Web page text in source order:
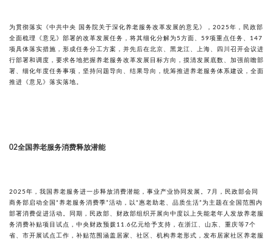
为贯彻落实《中共中央 国务院关于深化养老服务改革发展的意见》，2025年，民政部
全面梳理《意见》部署的改革发展任务，将其细化分解为5方面、59项重点任务、147
项具体落实措施，形成任务分工方案，并先后在北京、黑龙江、上海、四川召开会议进
行部署和调度，要求各地把握养老服务改革发展目标方向，摸清发展底数、加强前瞻部
署、细化年度任务事项，坚持问题导向、结果导向，统筹推进养老服务体系建设，全面
推进《意见》落实落地。
02全国养老服务消费释放潜能
2025年，我国养老服务进一步释放消费潜能，事业产业协同发展。7月，民政部会同
商务部启动全国“养老服务消费季”活动，以“惠老助老、品质生活”为主题在全国范围内
部署消费促进活动。同期，民政部、财政部组织开展向中度以上失能老年人发放养老服
务消费补贴项目试点，中央财政预拨11.6亿元给予支持，在浙江、山东、重庆等7个
省、市开展试点工作，补贴范围涵盖居家、社区、机构养老形式，发布居家社区养老服